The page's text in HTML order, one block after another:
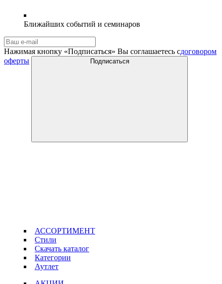
Ближайших событий и семинаров
Нажимая кнопку «Подписаться» Вы соглашаетесь сдоговором
оферты
Подписаться
АССОРТИМЕНТ
Стили
Скачать каталог
Категории
Аутлет